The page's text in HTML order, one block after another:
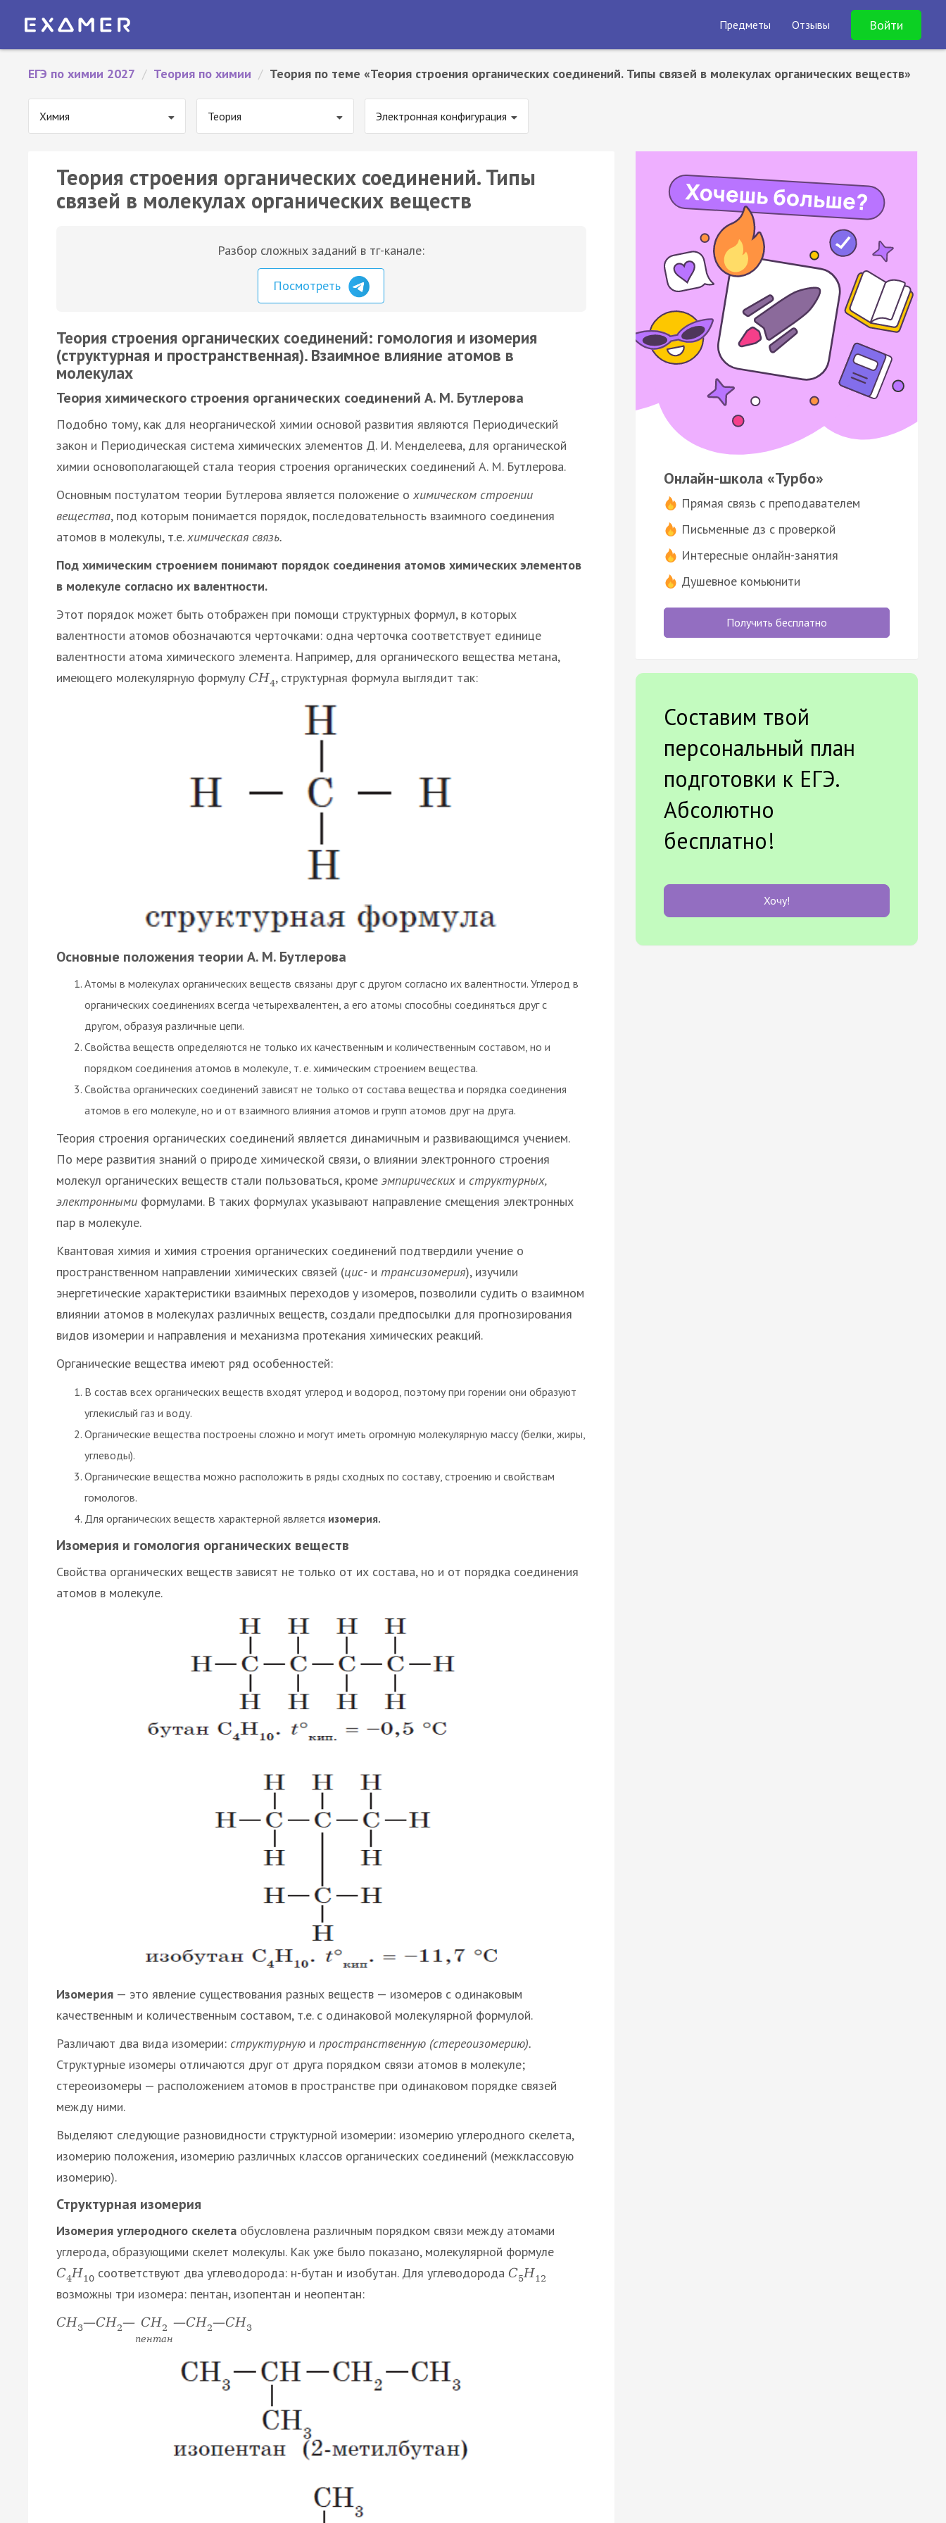
Предметы Отзывы Войти
ЕГЭ по химии 2027 / Теория по химии / Теория по теме «Теория строения органических соединений. Типы связей в молекулах органических веществ»
Химия Теория Электронная конфигурация
Теория строения органических соединений. Типы
связей в молекулах органических веществ
Разбор сложных заданий в тг-канале:
Посмотреть
Теория строения органических соединений: гомология и изомерия
(структурная и пространственная). Взаимное влияние атомов в
молекулах
Теория химического строения органических соединений А. М. Бутлерова
Подобно тому, как для неорганической химии основой развития являются Периодический
закон и Периодическая система химических элементов Д. И. Менделеева, для органической
химии основополагающей стала теория строения органических соединений А. М. Бутлерова.
Основным постулатом теории Бутлерова является положение о химическом строении
вещества, под которым понимается порядок, последовательность взаимного соединения
атомов в молекулы, т.е.химическая связь.
Под химическим строением понимают порядок соединения атомов химических элементов
в молекуле согласно их валентности.
Этот порядок может быть отображен при помощи структурных формул, в которых
валентности атомов обозначаются черточками: одна черточка соответствует единице
валентности атома химического элемента. Например, для органического вещества метана,
имеющего молекулярную формулу СН4, структурная формула выглядит так:
Основные положения теории А. М. Бутлерова
Атомы в молекулах органических веществ связаны друг с другом согласно их валентности. Углерод в
органических соединениях всегда четырехвалентен, а его атомы способны соединяться друг с
другом, образуя различные цепи.
Свойства веществ определяются не только их качественным и количественным составом, но и
порядком соединения атомов в молекуле, т. е. химическим строением вещества.
Свойства органических соединений зависят не только от состава вещества и порядка соединения
атомов в его молекуле, но и от взаимного влияния атомов и групп атомов друг на друга.
Теория строения органических соединений является динамичным и развивающимся учением.
По мере развития знаний о природе химической связи, о влиянии электронного строения
молекул органических веществ стали пользоваться, кроме эмпирических и структурных,
электронными формулами. В таких формулах указывают направление смещения электронных
пар в молекуле.
Квантовая химия и химия строения органических соединений подтвердили учение о
пространственном направлении химических связей (цис- и трансизомерия), изучили
энергетические характеристики взаимных переходов у изомеров, позволили судить о взаимном
влиянии атомов в молекулах различных веществ, создали предпосылки для прогнозирования
видов изомерии и направления и механизма протекания химических реакций.
Органические вещества имеют ряд особенностей:
В состав всех органических веществ входят углерод и водород, поэтому при горении они образуют
углекислый газ и воду.
Органические вещества построены сложно и могут иметь огромную молекулярную массу (белки, жиры,
углеводы).
Органические вещества можно расположить в ряды сходных по составу, строению и свойствам
гомологов.
Для органических веществ характерной является изомерия.
Изомерия и гомология органических веществ
Свойства органических веществ зависят не только от их состава, но и от порядка соединения
атомов в молекуле.
Изомерия — это явление существования разных веществ — изомеров с одинаковым
качественным и количественным составом, т.е. с одинаковой молекулярной формулой.
Различают два вида изомерии: структурную и пространственную (стереоизомерию).
Структурные изомеры отличаются друг от друга порядком связи атомов в молекуле;
стереоизомеры — расположением атомов в пространстве при одинаковом порядке связей
между ними.
Выделяют следующие разновидности структурной изомерии: изомерию углеродного скелета,
изомерию положения, изомерию различных классов органических соединений (межклассовую
изомерию).
Структурная изомерия
Изомерия углеродного скелета обусловлена различным порядком связи между атомами
углерода, образующими скелет молекулы. Как уже было показано, молекулярной формуле
С4Н10 соответствуют два углеводорода: н-бутан и изобутан. Для углеводорода С5Н12
возможны три изомера: пентан, изопентан и неопентан:
СН3—СН2— СН2
пентан
—СН2—СН3
Онлайн-школа «Турбо»
Прямая связь с преподавателем
Письменные дз с проверкой
Интересные онлайн-занятия
Душевное комьюнити
Получить бесплатно
Составим твой
персональный план
подготовки к ЕГЭ.
Абсолютно
бесплатно!
Хочу!